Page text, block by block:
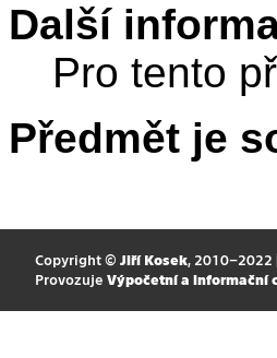
Další
Pro tento
Předmět je
Copyright © Jiří Kosek, 2010–2022
Provozuje Výpočetní a informační